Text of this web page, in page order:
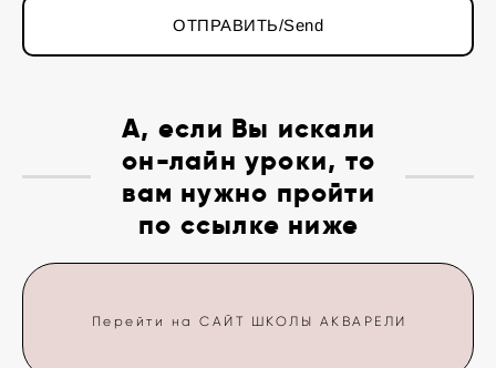
ОТПРАВИТЬ/Send
А, если Вы искали
он-лайн уроки, то
вам нужно пройти
по ссылке ниже
Перейти на САЙТ ШКОЛЫ АКВАРЕЛИ